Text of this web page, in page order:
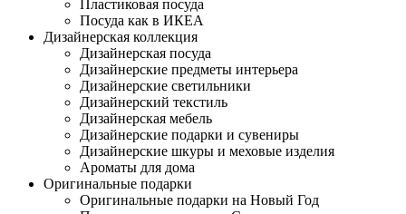
Пластиковая посуда
Посуда как в ИКЕА
Дизайнерская коллекция
Дизайнерская посуда
Дизайнерские предметы интерьера
Дизайнерские светильники
Дизайнерский текстиль
Дизайнерская мебель
Дизайнерские подарки и сувениры
Дизайнерские шкуры и меховые изделия
Ароматы для дома
Оригинальные подарки
Оригинальные подарки на Новый Год